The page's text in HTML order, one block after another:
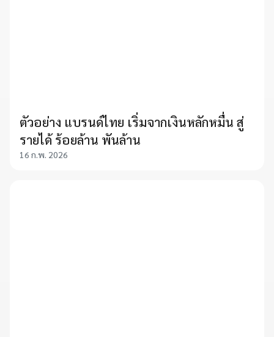
ตัวอย่าง แบรนด์ไทย เริ่มจากเงินหลักหมื่น สู่
รายได้ ร้อยล้าน พันล้าน
16 ก.พ. 2026